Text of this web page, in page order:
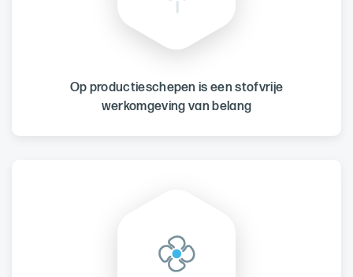
Op productieschepen is een stofvrije
werkomgeving van belang